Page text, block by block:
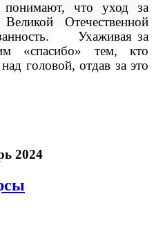
понимают, что уход за
Отечественной
Ухаживая за
«спасибо» тем, кто
головой, отдав за это
2024